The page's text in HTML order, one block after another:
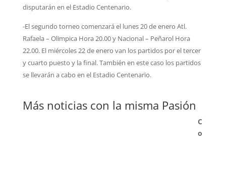
disputarán en el Estadio Centenario.
-El segundo torneo comenzará el lunes 20 de enero Atl.
Rafaela – Olimpica Hora 20.00 y Nacional – Peñarol Hora
22.00. El miércoles 22 de enero van los partidos por el tercer
y cuarto puesto y la final. También en este caso los partidos
se llevarán a cabo en el Estadio Centenario.
Más noticias con la misma Pasión
C
o